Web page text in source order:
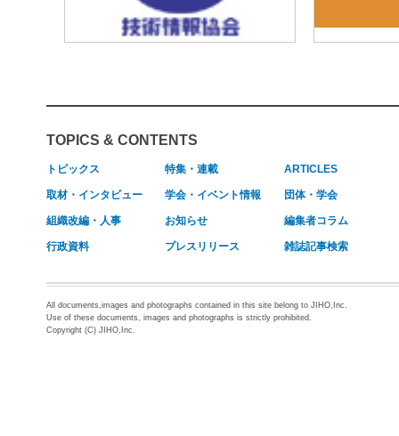
TOPICS & CONTENTS
トピックス 特集・連載 ARTICLES
取材・インタビュー 学会・イベント情報 団体・学会
組織改編・人事 お知らせ 編集者コラム
行政資料 プレスリリース 雑誌記事検索
All documents,images and photographs contained in this site belong to JIHO,Inc.
Use of these documents, images and photographs is strictly prohibited.
Copyright (C) JIHO,Inc.